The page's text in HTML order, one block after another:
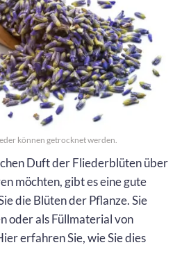
können getrocknet werden.
Duft der Fliederblüten über
möchten, gibt es eine gute
die Blüten der Pflanze. Sie
oder als Füllmaterial von
erfahren Sie, wie Sie dies